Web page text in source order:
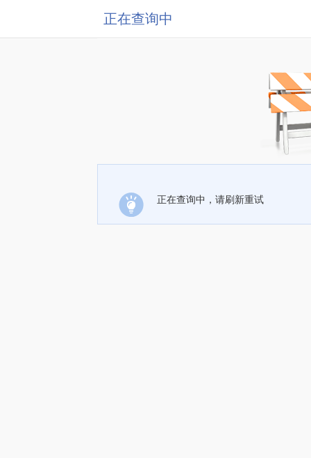
正在查询中
正在查询中，请刷新重试